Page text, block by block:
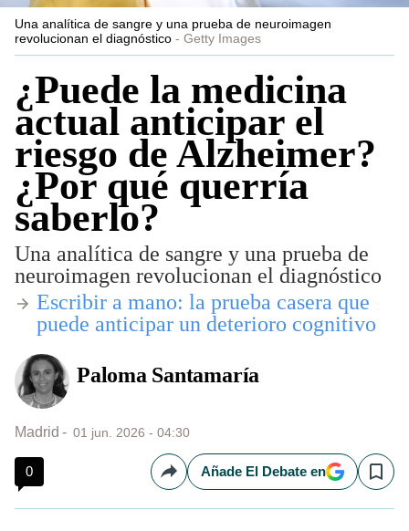
Una analítica de sangre y una prueba de neuroimagen
revolucionan el diagnóstico
Getty Images
¿Puede la medicina
actual anticipar el
riesgo de Alzheimer?
¿Por qué querría
saberlo?
Una analítica de sangre y una prueba de
neuroimagen revolucionan el diagnóstico
​Escribir a mano: la prueba casera que
puede anticipar un deterioro cognitivo
Paloma Santamaría
Madrid 01 jun. 2026 - 04:30
0 CompartirAñade El Debate en Save